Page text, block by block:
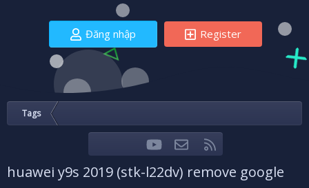
Đăng nhập Register
Tags
FacebookTwitteryoutubeLiên hệ
huawei y9s 2019 (stk-l22dv) remove google